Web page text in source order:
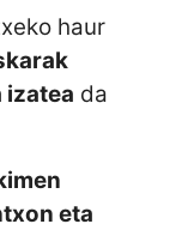
haur
izatea da
eta